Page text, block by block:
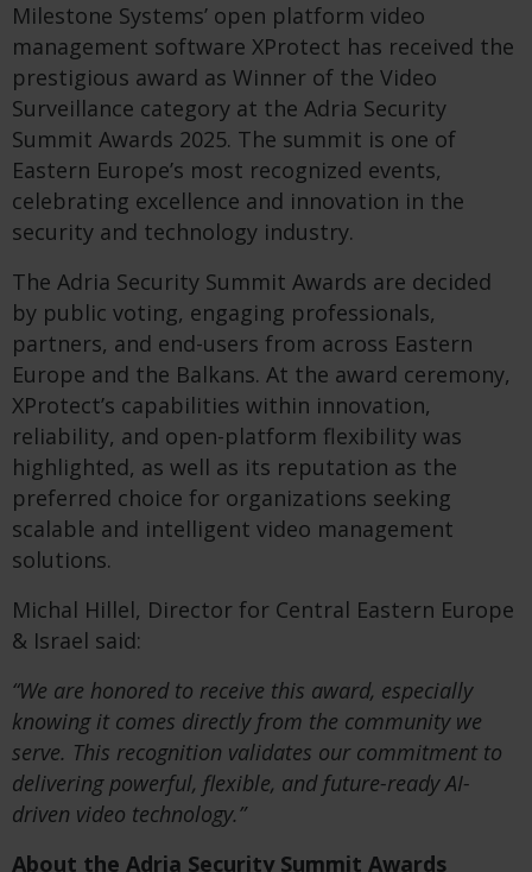
Milestone Systems’ open platform video
management software XProtect has received the
prestigious award as Winner of the Video
Surveillance category at the Adria Security
Summit Awards 2025. The summit is one of
Eastern Europe’s most recognized events,
celebrating excellence and innovation in the
security and technology industry.
The Adria Security Summit Awards are decided
by public voting, engaging professionals,
partners, and end-users from across Eastern
Europe and the Balkans. At the award ceremony,
XProtect’s capabilities within innovation,
reliability, and open-platform flexibility was
highlighted, as well as its reputation as the
preferred choice for organizations seeking
scalable and intelligent video management
solutions.
Michal Hillel, Director for Central Eastern Europe
& Israel said:
“We are honored to receive this award, especially
knowing it comes directly from the community we
serve. This recognition validates our commitment to
delivering powerful, flexible, and future-ready AI-
driven video technology.”
About the Adria Security Summit Awards